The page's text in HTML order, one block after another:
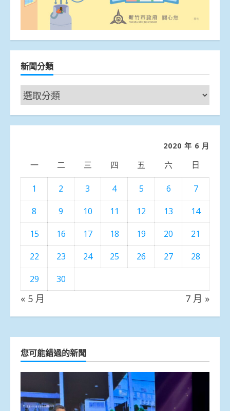
新聞分類
新
聞
分
2020 年 6 月
一 二 三 四 五 六 日
1 2 3 4 5 6
7
8
9 10 11 12 13
14
15
16 17 18 19 20
21
22
23 24 25 26 27
28
29
30
« 5 月 7 月 »
您可能錯過的新聞